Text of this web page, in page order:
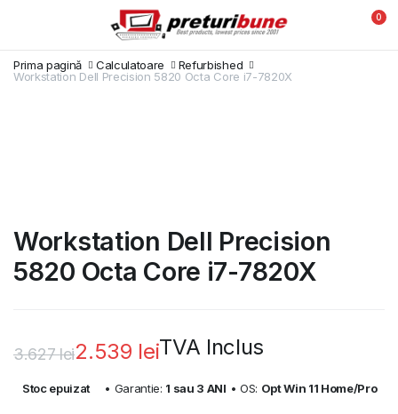
0
Prima pagină Calculatoare
Refurbished
Workstation Dell Precision 5820 Octa Core i7-7820X
Workstation Dell Precision
5820 Octa Core i7-7820X
3.627lei2.539 leiTVA Inclus
Stoc epuizat • Garantie: 1 sau 3 ANI • OS: Opt Win 11 Home/Pro